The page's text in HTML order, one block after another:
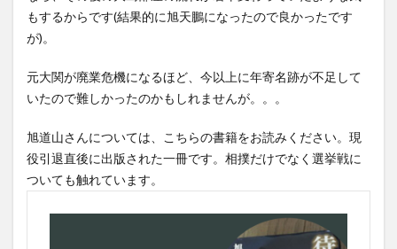
もするからです(結果的に旭天鵬になったので良かったです
が)。
元大関が廃業危機になるほど、今以上に年寄名跡が不足して
いたので難しかったのかもしれませんが。。。
旭道山さんについては、こちらの書籍をお読みください。現
役引退直後に出版された一冊です。相撲だけでなく選挙戦に
ついても触れています。